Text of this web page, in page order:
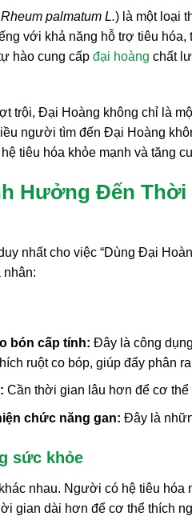
Rheum palmatum L.) là một loại
với khả năng hỗ trợ tiêu
hào cung cấp đại hoàng chất
trội, Đại Hoàng không chỉ là
người tìm đến Đại Hoàng
tiêu hóa khỏe mạnh và tăng
Hưởng Đến Thời
nhất cho việc “Dùng Đại
nhân:
bón cấp tính: Đây là công
ruột co bóp, giúp đẩy phân
Cần thời gian lâu hơn để cơ
chức năng gan: Đây là
sức khỏe
nhau. Người có hệ tiêu
gian dài hơn để cơ thể thích